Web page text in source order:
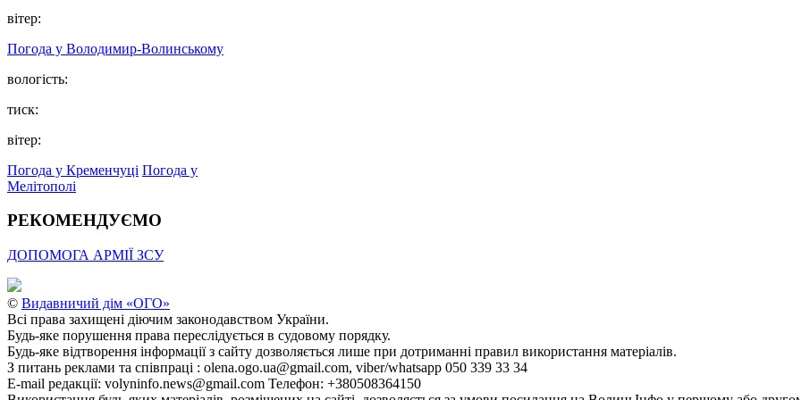
вітер:
Погода у Володимир-Волинському
вологість:
тиск:
вітер:
Погода у Кременчуці Погода у
Мелітополі
РЕКОМЕНДУЄМО
ДОПОМОГА АРМІЇ ЗСУ
© Видавничий дім «ОГО»
Всі права захищені діючим законодавством України.
Будь-яке порушення права переслідується в судовому порядку.
Будь-яке відтворення інформації з сайту дозволяється лише при дотриманні правил використання матеріалів.
З питань реклами та співпраці : olena.ogo.ua@gmail.com, viber/whatsapp 050 339 33 34
E-mail редакції: volyninfo.news@gmail.com Телефон: +380508364150